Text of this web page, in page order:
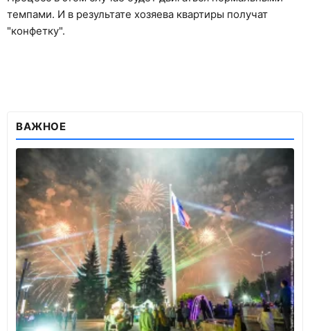
темпами. И в результате хозяева квартиры получат
"конфетку".
ВАЖНОЕ